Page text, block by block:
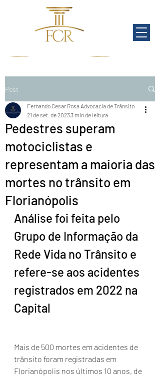
Post
Pedestres superam
motociclistas e
representam a maioria das
mortes no trânsito em
Florianópolis
Fernando Cesar Rosa Advocacia de Trânsito
21 de set. de 20233 min de leitura
Análise foi feita pelo
Grupo de Informação da
Rede Vida no Trânsito e
refere-se aos acidentes
registrados em 2022 na
Capital
Mais de 500 mortes em acidentes de
trânsito foram registradas em
Florianópolis nos últimos 10 anos, de